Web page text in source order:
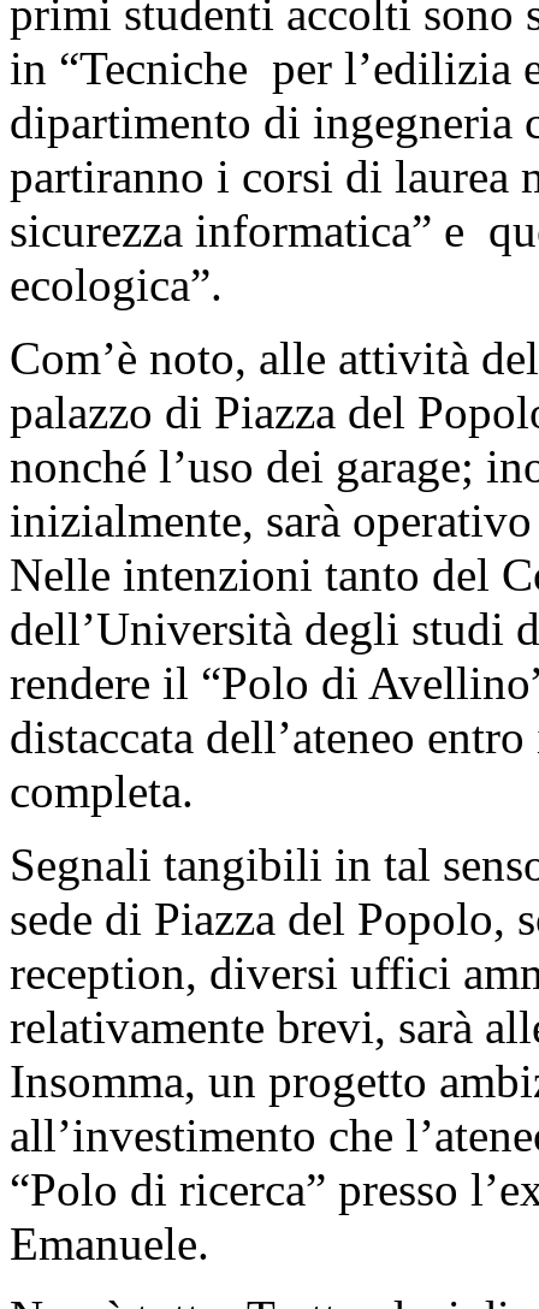
primi studenti accolti sono
in “Tecniche per l’edilizia
dipartimento di ingegneria
partiranno i corsi di laurea
sicurezza informatica” e
ecologica”.
Com’è noto, alle attività
palazzo di Piazza del
nonché l’uso dei garage;
inizialmente, sarà
Nelle intenzioni tanto del
dell’Università degli studi
rendere il “Polo di
distaccata dell’ateneo
completa.
Segnali tangibili in tal
sede di Piazza del Popolo,
reception, diversi uffici
relativamente brevi, sarà
Insomma, un progetto
all’investimento che
“Polo di ricerca” presso
Emanuele.